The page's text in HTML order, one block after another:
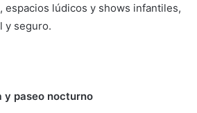
espacios lúdicos y shows infantiles,
y seguro.
y paseo nocturno